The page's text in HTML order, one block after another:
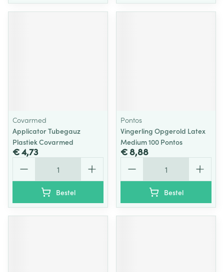
Covarmed
Applicator Tubegauz
Plastiek Covarmed
€ 4,73
Bestel
Pontos
Vingerling Opgerold Latex
Medium 100 Pontos
€ 8,88
Bestel